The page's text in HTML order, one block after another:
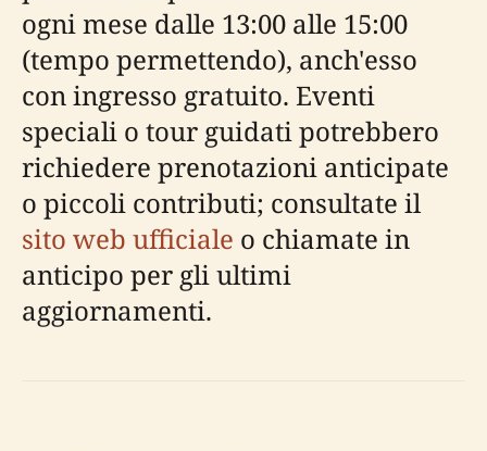
ogni mese dalle 13:00 alle 15:00
(tempo permettendo), anch'esso
con ingresso gratuito. Eventi
speciali o tour guidati potrebbero
richiedere prenotazioni anticipate
o piccoli contributi; consultate il
sito web ufficiale o chiamate in
anticipo per gli ultimi
aggiornamenti.